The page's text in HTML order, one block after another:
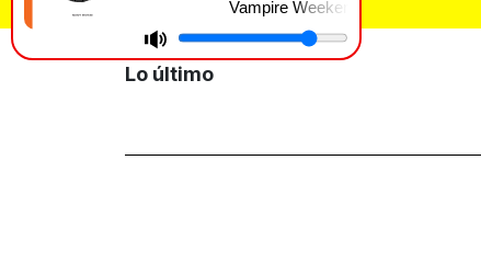
Vampire Weekend | This Life
Lo último